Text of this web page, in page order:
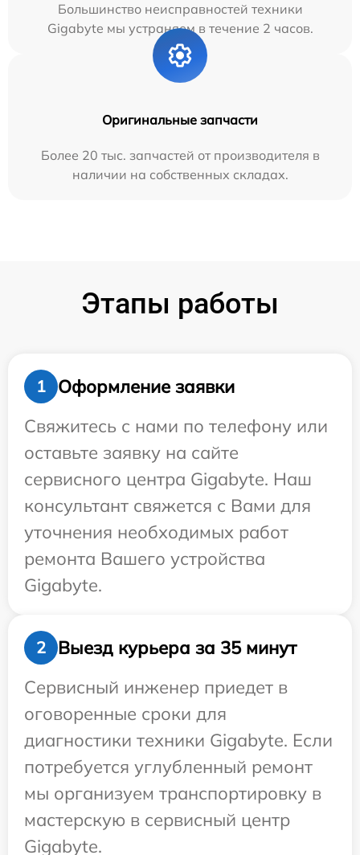
Большинство неисправностей техники
Gigabyte мы устраняем в течение 2 часов.
Оригинальные запчасти
Более 20 тыс. запчастей от производителя в
наличии на собственных складах.
Этапы работы
1
Оформление заявки
Свяжитесь с нами по телефону или
оставьте заявку на сайте
сервисного центра Gigabyte. Наш
консультант свяжется с Вами для
уточнения необходимых работ
ремонта Вашего устройства
Gigabyte.
2
Выезд курьера за 35 минут
Сервисный инженер приедет в
оговоренные сроки для
диагностики техники Gigabyte. Если
потребуется углубленный ремонт
мы организуем транспортировку в
мастерскую в сервисный центр
Gigabyte.